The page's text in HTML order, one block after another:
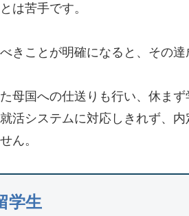
は苦手です。
きことが明確になると、その
母国への仕送りも行い、休まず
活システムに対応しきれず、
ん。
学生